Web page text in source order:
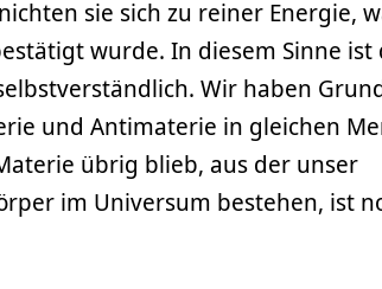
sie sich zu reiner Energie,
wurde. In diesem Sinne ist
Wir haben
und Antimaterie in gleichen
übrig blieb, aus der unser
im Universum bestehen, ist